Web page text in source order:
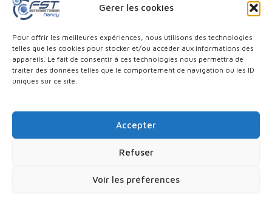
Gérer les cookies
Pour offrir les meilleures expériences, nous utilisons des technologies
telles que les cookies pour stocker et/ou accéder aux informations des
appareils. Le fait de consentir à ces technologies nous permettra de
traiter des données telles que le comportement de navigation ou les ID
uniques sur ce site.
Accepter
Refuser
Voir les préférences
BP 70239
54506 VANDŒUVRE-LÈS-NANCY CEDEX
|Plan du site de la FST
Tous droits réservés : Faculté des Sciences et